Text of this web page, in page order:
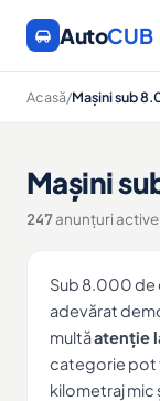
AutoCUB
Acasă/Mașini sub
Mașini
247anunțuri active
Sub 8.000 de
adevărat
multăatenție
categorie pot
kilometraj mic